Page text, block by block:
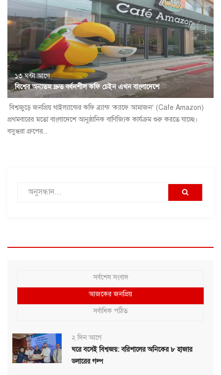
১৩ ঘন্টা আগে
বিশ্বের অন্যতম দ্রুত বর্ধনশীল কফি চেইন এখন বাংলাদেশে
বিশ্বজুড়ে জনপ্রিয় থাইল্যান্ডের কফি ব্র্যান্ড ‘ক্যাফে আমাজন’ (Cafe Amazon)
প্রথমবারের মতো বাংলাদেশে আনুষ্ঠানিক বাণিজ্যিক কার্যক্রম শুরু করতে যাচ্ছে।
বসুন্ধরা গ্রুপের...
সর্বশেষ সংবাদ
আজকের জনপ্রিয়
সর্বাধিক পঠিত
২ দিন আগে
ঘরে বসেই বিশ্বজয়: বরিশালের অনিকের ৮ হাজার
ডলারের গল্প